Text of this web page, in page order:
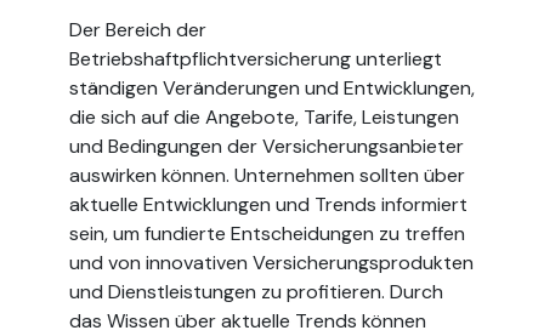
Der Bereich der
Betriebshaftpflichtversicherung unterliegt
ständigen Veränderungen und Entwicklungen,
die sich auf die Angebote, Tarife, Leistungen
und Bedingungen der Versicherungsanbieter
auswirken können. Unternehmen sollten über
aktuelle Entwicklungen und Trends informiert
sein, um fundierte Entscheidungen zu treffen
und von innovativen Versicherungsprodukten
und Dienstleistungen zu profitieren. Durch
das Wissen über aktuelle Trends können